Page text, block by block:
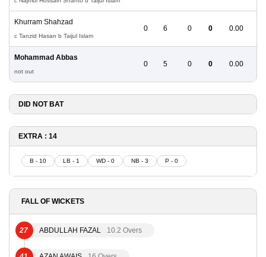
Khurram Shahzad
c Tanzid Hasan b Taijul Islam
0 6 0 0 0.00
Mohammad Abbas
not out
0 5 0 0 0.00
DID NOT BAT
EXTRA : 14
B - 10 LB - 1 WD - 0 NB - 3 P - 0
FALL OF WICKETS
27 ABDULLAH FAZAL 10.2 Overs